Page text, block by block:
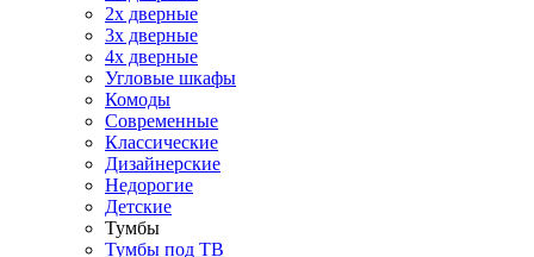
2х дверные
3х дверные
4х дверные
Угловые шкафы
Комоды
Современные
Классические
Дизайнерские
Недорогие
Детские
Тумбы
Тумбы под ТВ